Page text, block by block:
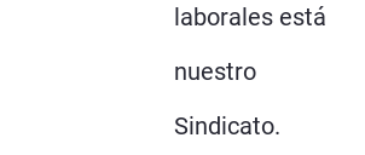
laborales está
nuestro
Sindicato.